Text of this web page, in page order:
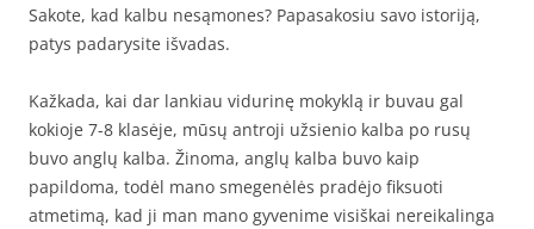
Sakote, kad kalbu nesąmones? Papasakosiu savo istoriją,
patys padarysite išvadas.
Kažkada, kai dar lankiau vidurinę mokyklą ir buvau gal
kokioje 7-8 klasėje, mūsų antroji užsienio kalba po rusų
buvo anglų kalba. Žinoma, anglų kalba buvo kaip
papildoma, todėl mano smegenėlės pradėjo fiksuoti
atmetimą, kad ji man mano gyvenime visiškai nereikalinga